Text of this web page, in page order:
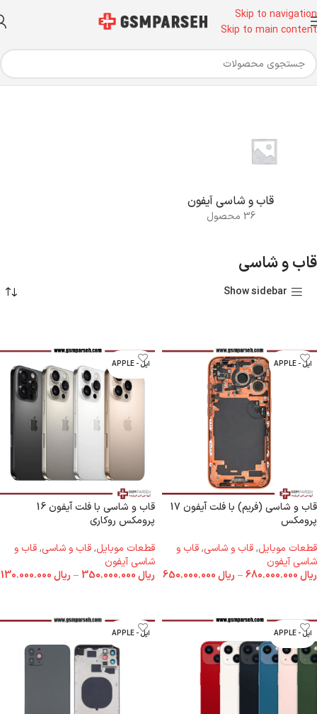
Skip to navigation
Skip to main content
خانه قطعات موبایل قاب و شاسی
قاب و شاسی آیفون
36 محصول
قاب و شاسی
Show sidebar
اپل - APPLE
قاب و شاسی (فریم) با فلت آیفون 17
پرومکس
قطعات موبایل,قاب و شاسی,قاب و
شاسی آیفون
ریال
– ریال
اپل - APPLE
قاب و شاسی با فلت آیفون 16
پرومکس روکاری
قطعات موبایل,قاب و شاسی,قاب و
شاسی آیفون
ریال
– ریال
اپل - APPLE اپل - APPLE